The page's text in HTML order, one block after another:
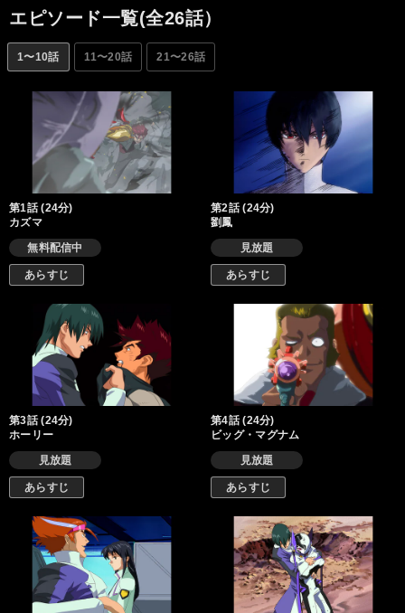
エピソード一覧(全26話）
1〜10話 11〜20話 21〜26話
第1話 (24分)
カズマ
無料配信中
あらすじ
第2話 (24分)
劉鳳
見放題
あらすじ
第3話 (24分)
ホーリー
見放題
あらすじ
第4話 (24分)
ビッグ・マグナム
見放題
あらすじ